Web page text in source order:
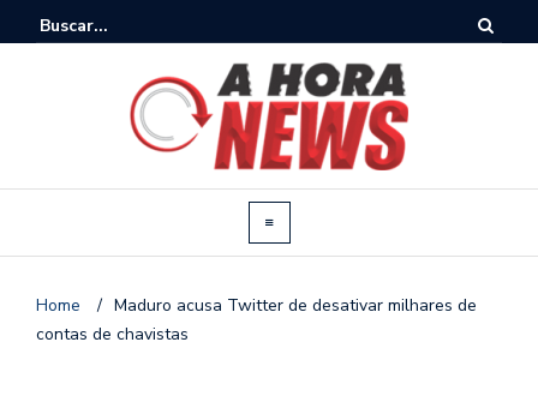
Home / Maduro acusa Twitter de desativar milhares de
contas de chavistas